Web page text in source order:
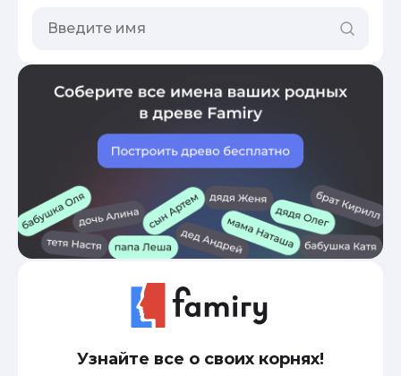
Узнайте все о своих корнях!